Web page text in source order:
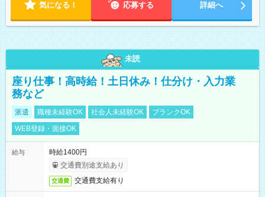
気になる！ 応募する 詳細へ
未読
座り仕事！高時給！土日休み！仕分け・入力業
務など
派遣 職種未経験OK 社会人未経験OK
ブランクOK
WEB登録・面接OK
給与
時給1400円
交通費別途支給あり
交通費 交通費支給有り